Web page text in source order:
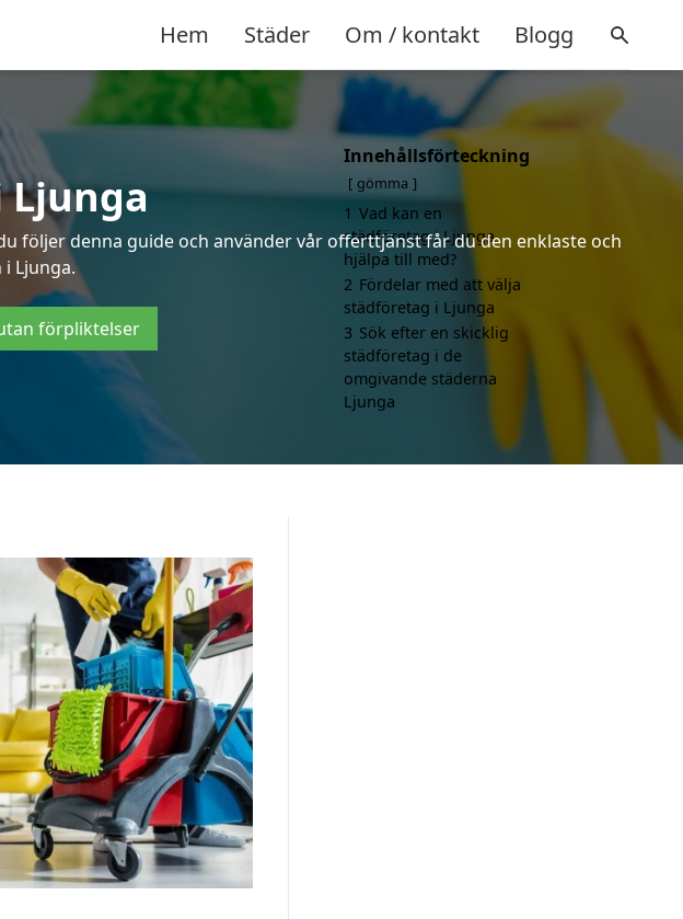
Hem Städer Om / kontakt Blogg
Ljunga
följer denna guide och använder vår offerttjänst får du den enklaste och
Ljunga.
förpliktelser
Innehållsförteckning
gömma
1 Vad kan en
städföretag i Ljunga
hjälpa till med?
2 Fördelar med att välja
städföretag i Ljunga
3 Sök efter en skicklig
städföretag i de
omgivande städerna
Ljunga